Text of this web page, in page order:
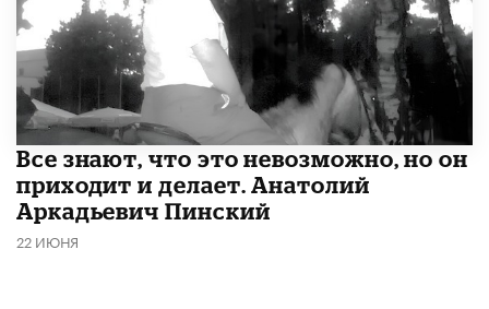
Все знают, что это невозможно, но он
приходит и делает. Анатолий
Аркадьевич Пинский
22 ИЮНЯ